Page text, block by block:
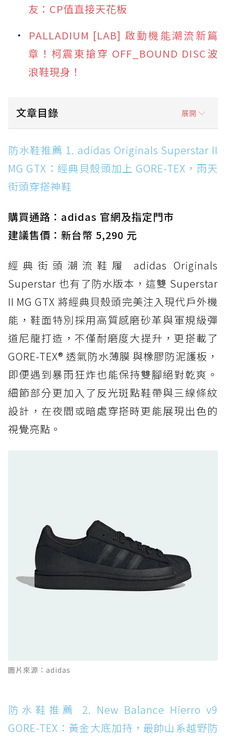
友：CP值直接天花板
PALLADIUM [LAB] 啟動機能潮流新篇
章！柯震東搶穿 OFF_BOUND DISC波
浪鞋現身！
文章目錄 展開
防水鞋推薦 1. adidas Originals Superstar II
MG GTX：經典貝殼頭加上 GORE-TEX，雨天街
頭穿搭神鞋
防水鞋推薦 2. New Balance Hierro v9 GORE-
防水鞋推薦 3. Nike Dunk Low GORE-TEX：
經典 Dunk 輪廓加上防水科技，雨天穿搭帥度不
打折
防水鞋推薦 4. ASICS TRABUCO 14 GTX：搭
載 GORE-TEX 隱形貼合科技，全方位防水神鞋
防水鞋推薦 5. Salomon XT-6 GORE-TEX：潮
人必備山系鞋王！防滑、防水與街頭顏值一次攻
頂
防水鞋推薦 6. HOKA Stinson Evo GTX：越野
復刻厚底，GORE-TEX 防水與增高神器一次滿
防水鞋推薦 7. Timberland Motion Access：
黃靴同級頂級防水，輕量化工裝健走鞋雨天必備
防水鞋推薦 7. Timberland Motion Access：
黃靴同級頂級防水，輕量化工裝健走鞋雨天必備
防水鞋推薦 10. PUMA Voyage NITRO™ 4
GORE-TEX：氮氣中底注入，回彈與防滑兼具的
全天候越野跑鞋
防水鞋推薦 11. On Cloudhorizon 2 WP：腳
感軟彈、搭載 Missiongrip™ 的防水輕越野鞋
Boot：馬汀首款雨靴登場，經典八孔加上全防
防水鞋推薦 14. SKECHERS BADGER
WATERPROOF：一踩即穿懶人神器！搭載固特
異大底與全防水厚底健走鞋
防水鞋推薦 1. adidas Originals Superstar II
MG GTX：經典貝殼頭加上 GORE-TEX，雨天
街頭穿搭神鞋
購買通路：adidas 官網及指定門市
建議售價：新台幣 5,290 元
經典街頭潮流鞋履 adidas Originals
Superstar 也有了防水版本，這雙 Superstar
II MG GTX 將經典貝殼頭完美注入現代戶外機
能，鞋面特別採用高質感磨砂革與軍規級彈
道尼龍打造，不僅耐磨度大提升，更搭載了
GORE-TEX® 透氣防水薄膜 與橡膠防泥護板，
即便遇到暴雨狂炸也能保持雙腳絕對乾爽。
細節部分更加入了反光斑點鞋帶與三線條紋
設計，在夜間或暗處穿搭時更能展現出色的
視覺亮點。
圖片來源：adidas
防水鞋推薦 2. New Balance Hierro v9
GORE-TEX：黃金大底加持，最帥山系越野防